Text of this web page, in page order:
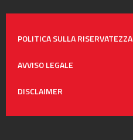
POLITICA SULLA RISERVATEZZA
AVVISO LEGALE
DISCLAIMER